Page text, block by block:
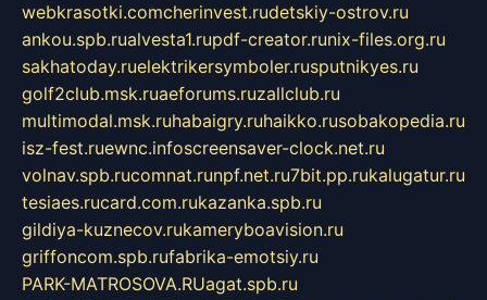
webkrasotki.comcherinvest.rudetskiy-ostrov.ru
ankou.spb.rualvesta1.rupdf-creator.runix-files.org.ru
sakhatoday.ruelektrikersymboler.rusputnikyes.ru
golf2club.msk.ruaeforums.ruzallclub.ru
multimodal.msk.ruhabaigry.ruhaikko.rusobakopedia.ru
isz-fest.ruewnc.infoscreensaver-clock.net.ru
volnav.spb.rucomnat.runpf.net.ru7bit.pp.rukalugatur.ru
tesiaes.rucard.com.rukazanka.spb.ru
gildiya-kuznecov.rukameryboavision.ru
griffoncom.spb.rufabrika-emotsiy.ru
PARK-MATROSOVA.RUagat.spb.ru